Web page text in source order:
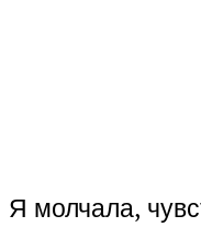
Я молчала,